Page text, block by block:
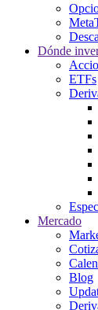
Dónde
ETFs
Mercado
Blog